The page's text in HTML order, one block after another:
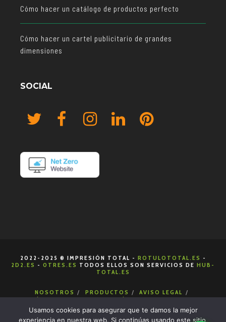
Cómo hacer un catálogo de productos perfecto
Cómo hacer un cartel publicitario de grandes
dimensiones
SOCIAL
2022-2025 ® IMPRESIÓN TOTAL - ROTULOTOTAL.ES -
2D2.ES - 0TRES.ES TODOS ELLOS SON SERVICIOS DE HUB-
TOTAL.ES
NOSOTROS PRODUCTOS
AVISO LEGAL
POLÍTICA DE COOKIES
POLÍTICA DE PRIVACIDAD
CONDICIONES DE VENTA
CONTACTA
Usamos cookies para asegurar que te damos la mejor
experiencia en nuestra web. Si continúas usando este sitio,